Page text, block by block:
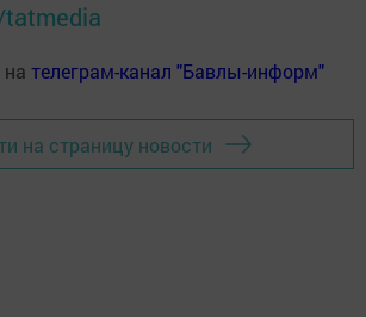
телеграм-канал "Бавлы-информ"
на страницу новости